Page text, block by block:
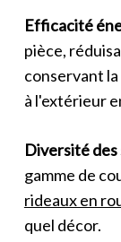
Efficacité
pièce,
conservant
à l'extérieur
Diversité des
gamme de
rideaux en
quel décor.